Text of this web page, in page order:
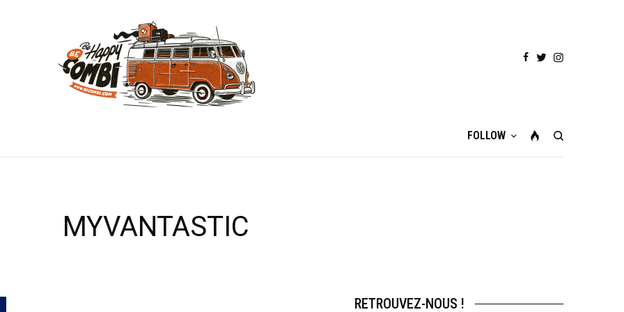
FOLLOW
MYVANTASTIC
RETROUVEZ-NOUS !